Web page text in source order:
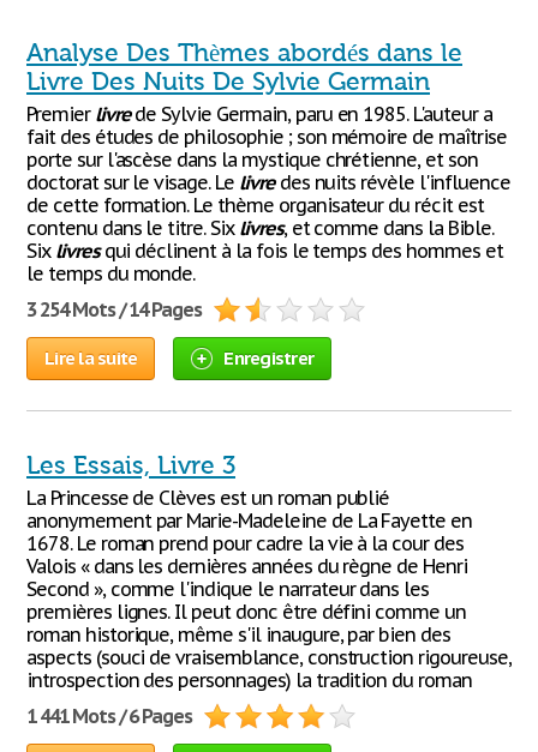
Analyse Des Thèmes abordés dans le
Livre Des Nuits De Sylvie Germain
Premier livrede Sylvie Germain, paru en 1985. L'auteur a
fait des études de philosophie ; son mémoire de maîtrise
porte sur l'ascèse dans la mystique chrétienne, et son
doctorat sur le visage. Le livredes nuits révèle l'influence
de cette formation. Le thème organisateur du récit est
contenu dans le titre. Six livres, et comme dans la Bible.
Six livresqui déclinent à la fois le temps des hommes et
le temps du monde.
3 254 Mots / 14 Pages
Lire la suite Enregistrer
Les Essais, Livre 3
La Princesse de Clèves est un roman publié
anonymement par Marie-Madeleine de La Fayette en
1678. Le roman prend pour cadre la vie à la cour des
Valois « dans les dernières années du règne de Henri
Second », comme l'indique le narrateur dans les
premières lignes. Il peut donc être défini comme un
roman historique, même s'il inaugure, par bien des
aspects (souci de vraisemblance, construction rigoureuse,
introspection des personnages) la tradition du roman
1 441 Mots / 6 Pages